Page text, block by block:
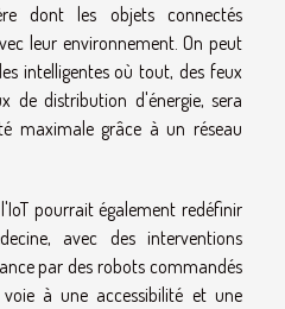
dont les objets connectés
leur environnement. On peut
intelligentes où tout, des feux
de distribution d'énergie, sera
maximale grâce à un réseau
pourrait également redéfinir
avec des interventions
par des robots commandés
à une accessibilité et une